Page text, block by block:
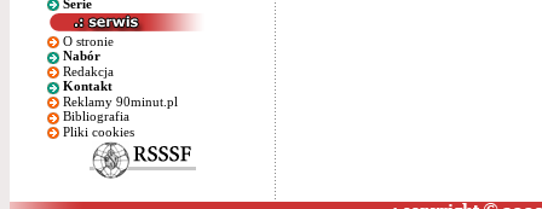
Serie
O stronie
Nabór
Redakcja
Kontakt
Reklamy 90minut.pl
Bibliografia
Pliki cookies